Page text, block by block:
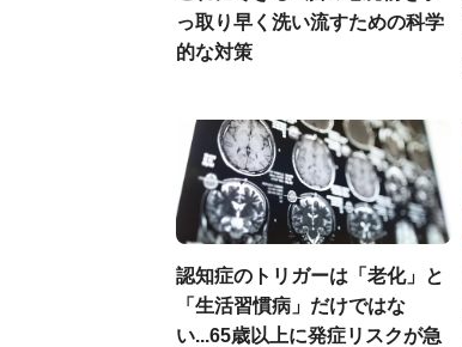
っ取り早く洗い流すための科学
的な対策
認知症のトリガーは「老化」と
「生活習慣病」だけではな
い...65歳以上に発症リスクが急